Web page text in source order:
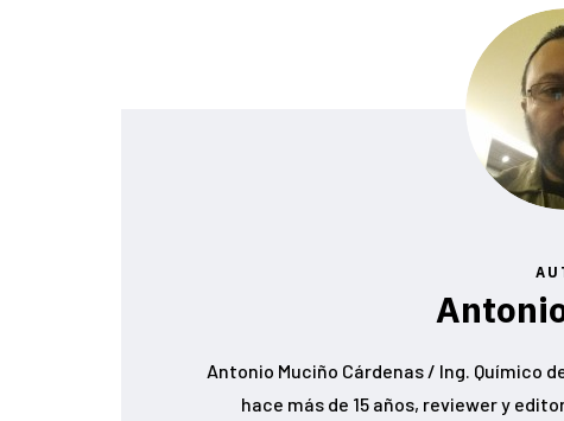
Antonio Muciño Cárdenas / Ing. Químico
hace más de 15 años, reviewer y